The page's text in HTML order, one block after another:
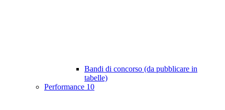
Bandi di concorso (da pubblicare in
tabelle)
Performance 10